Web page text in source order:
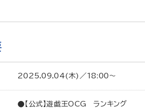
2025.09.04(木)／18:00〜
●【公式】遊戯王OCG ランキング